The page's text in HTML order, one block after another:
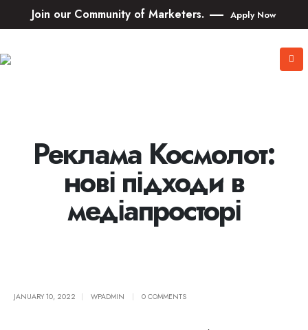
Join our Community of Marketers. Apply Now
Реклама Космолот:
нові підходи в
медіапросторі
JANUARY 10, 2022 WPADMIN 0 COMMENTS